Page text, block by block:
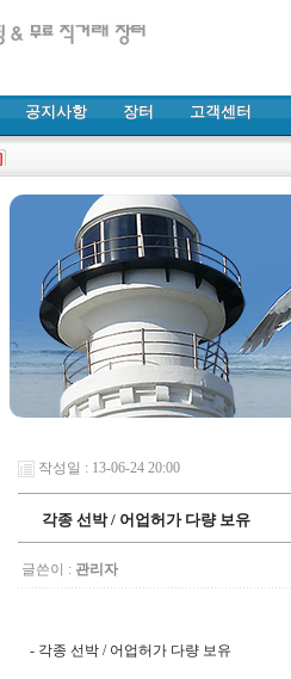
공지사항 장터 고객센터
작성일 : 13-06-24 20:00
각종 선박 / 어업허가 다량 보유
글쓴이 : 관리자
- 각종 선박 / 어업허가 다량 보유